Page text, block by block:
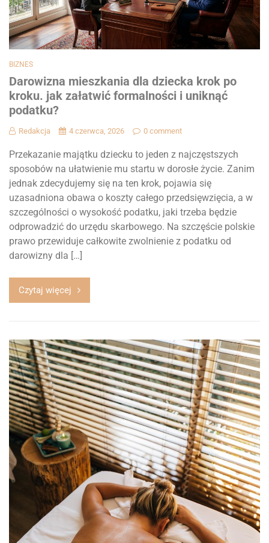
BIZNES
Darowizna mieszkania dla dziecka krok po
kroku. jak załatwić formalności i uniknąć
podatku?
Redakcja 4 czerwca, 2026 0 comment
Przekazanie majątku dziecku to jeden z najczęstszych
sposobów na ułatwienie mu startu w dorosłe życie. Zanim
jednak zdecydujemy się na ten krok, pojawia się
uzasadniona obawa o koszty całego przedsięwzięcia, a w
szczególności o wysokość podatku, jaki trzeba będzie
odprowadzić do urzędu skarbowego. Na szczęście polskie
prawo przewiduje całkowite zwolnienie z podatku od
darowizny dla […]
Czytaj więcej